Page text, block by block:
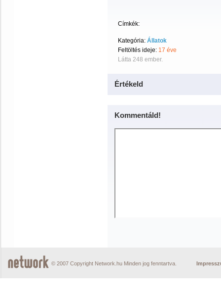
Címkék:
Kategória: Állatok
Feltöltés ideje: 17 éve
Látta 248 ember.
Értékeld
Kommentáld!
© 2007 Copyright Network.hu Minden jog fenntartva.